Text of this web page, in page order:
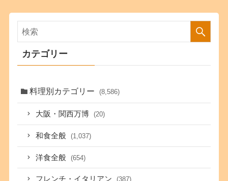
カテゴリー
料理別カテゴリー (8,586)
大阪・関西万博 (20)
和食全般 (1,037)
洋食全般 (654)
フレンチ・イタリアン (387)